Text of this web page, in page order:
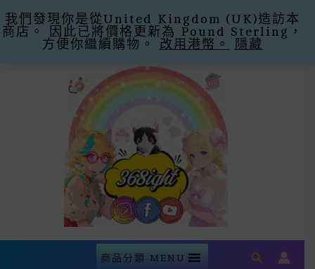
購滿$300即減$30運費 優惠碼Promo Code:
Free Shipping -30忽略
商品分類 MENU Search
我們發現你是從United Kingdom (UK)造訪本
商店。 因此已將價格更新為 Pound Sterling，
方便你繼續購物。 改用港幣。 隱藏